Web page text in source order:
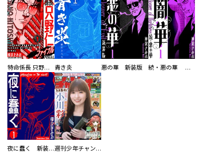
特命係長 只野仁ファイナル 愛蔵版 青き炎 悪の華 新装版 続・悪の華 闇華 新装版
夜に蠢く 新装版 週刊少年チャンピオン